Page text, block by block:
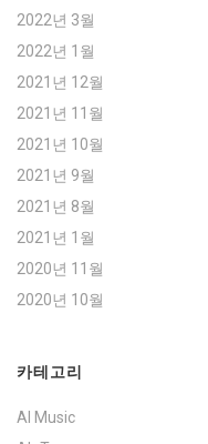
2022년 3월
2022년 1월
2021년 12월
2021년 11월
2021년 10월
2021년 9월
2021년 8월
2021년 1월
2020년 11월
2020년 10월
카테고리
AI Music